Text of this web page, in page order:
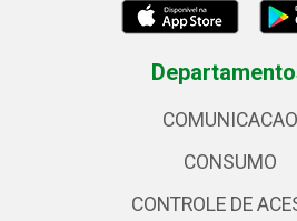
COMUNICACAO
CONSUMO
CONTROLE DE